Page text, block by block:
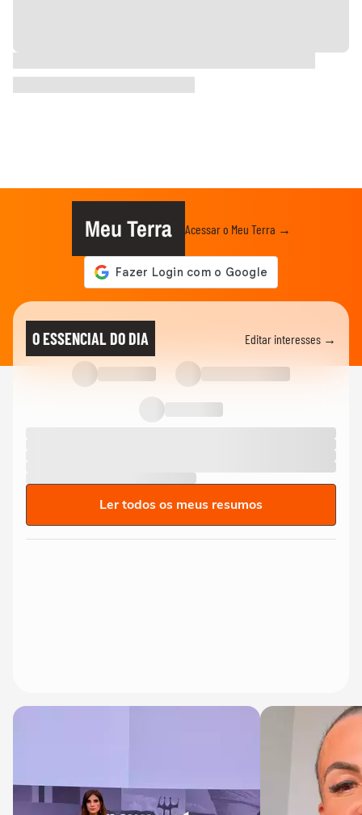
Meu Terra Acessar o Meu Terra →
O ESSENCIAL DO DIA Editar interesses →
Ler todos os meus resumos